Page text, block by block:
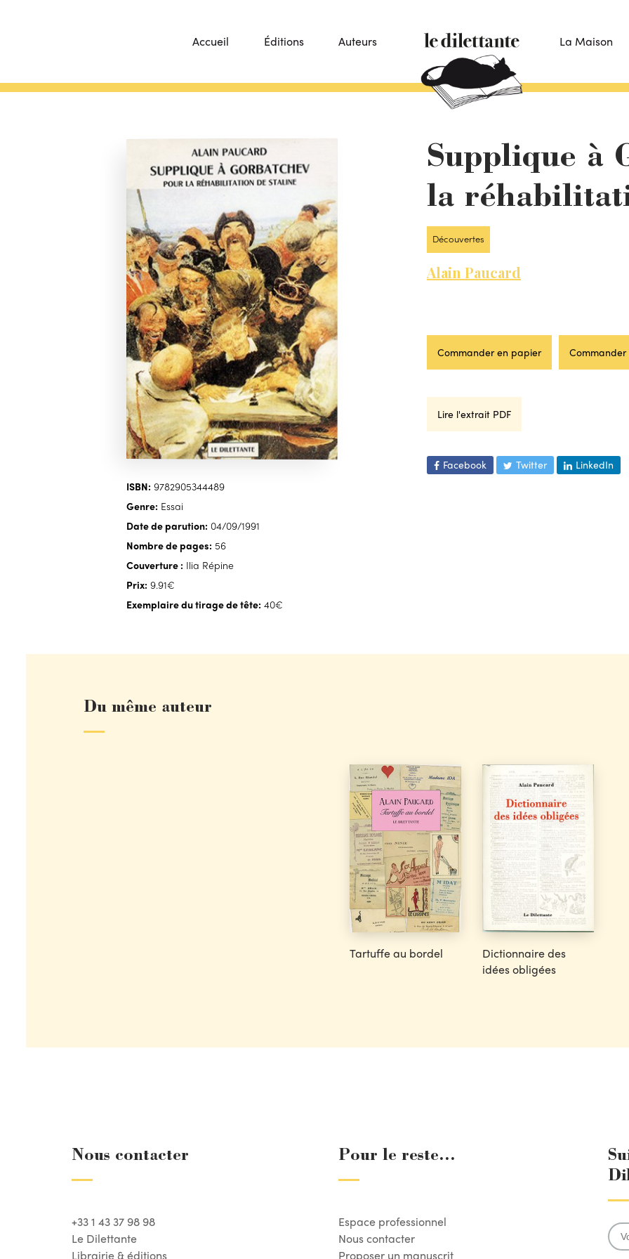
Accueil Éditions Auteurs La Maison
ISBN: 9782905344489
Genre: Essai
Date de parution: 04/09/1991
Nombre de pages: 56
Couverture : Ilia Répine
Prix: 9.91€
Exemplaire du tirage de tête: 40€
Supplique à
la
Découvertes
Alain Paucard
Commander en papier
Lire l'extrait PDF
Facebook Twitter LinkedIn
Du même auteur
Tartuffe au bordel
Dictionnaire des
idées obligées
Nous contacter
+33 1 43 37 98 98
Le Dilettante
Librairie & éditions
Pour le reste...
Espace professionnel
Nous contacter
Proposer un manuscrit